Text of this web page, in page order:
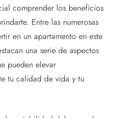
comprender los beneficios
Entre las numerosas
en un apartamento en este
una serie de aspectos
pueden elevar
tu calidad de vida y tu